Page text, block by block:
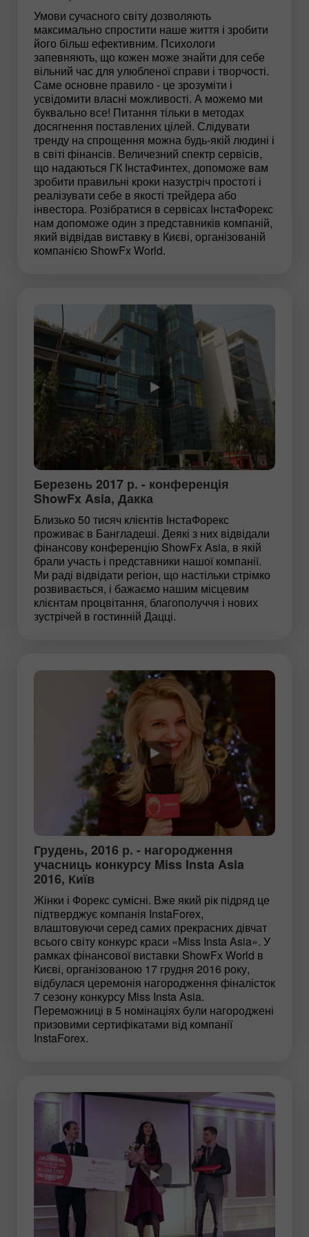
Умови сучасного світу дозволяють
максимально спростити наше життя і зробити
його більш ефективним. Психологи
запевняють, що кожен може знайти для себе
вільний час для улюбленої справи і творчості.
Саме основне правило - це зрозуміти і
усвідомити власні можливості. А можемо ми
буквально все! Питання тільки в методах
досягнення поставлених цілей. Слідувати
тренду на спрощення можна будь-якій людині і
в світі фінансів. Величезний спектр сервісів,
що надаються ГК ІнстаФинтех, допоможе вам
зробити правильні кроки назустріч простоті і
реалізувати себе в якості трейдера або
інвестора. Розібратися в сервісах ІнстаФорекс
нам допоможе один з представників компаній,
який відвідав виставку в Києві, організованій
компанією ShowFx World.
Березень 2017 р. - конференція
ShowFx Asia, Дакка
Близько 50 тисяч клієнтів ІнстаФорекс
проживає в Бангладеші. Деякі з них відвідали
фінансову конференцію ShowFx Asia, в якій
брали участь і представники нашої компанії.
Ми раді відвідати регіон, що настільки стрімко
розвивається, і бажаємо нашим місцевим
клієнтам процвітання, благополуччя і нових
зустрічей в гостинній Дацці.
Грудень, 2016 р. - нагородження
учасниць конкурсу Miss Insta Asia
2016, Київ
Жінки і Форекс сумісні. Вже який рік підряд це
підтверджує компанія InstaForex,
влаштовуючи серед самих прекрасних дівчат
всього світу конкурс краси «Miss Insta Asia». У
рамках фінансової виставки ShowFx World в
Києві, організованою 17 грудня 2016 року,
відбулася церемонія нагородження фіналісток
7 сезону конкурсу Miss Insta Asia.
Переможниці в 5 номінаціях були нагороджені
призовими сертифікатами від компанії
InstaForex.